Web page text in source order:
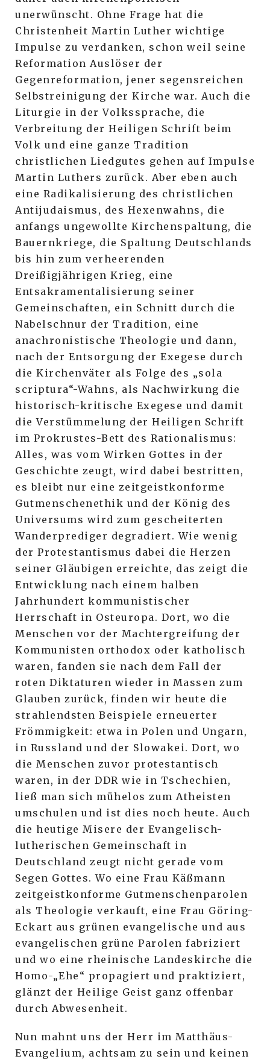
unerwünscht. Ohne Frage hat die
Christenheit Martin Luther wichtige
Impulse zu verdanken, schon weil seine
Reformation Auslöser der
Gegenreformation, jener segensreichen
Selbstreinigung der Kirche war. Auch die
Liturgie in der Volkssprache, die
Verbreitung der Heiligen Schrift beim
Volk und eine ganze Tradition
christlichen Liedgutes gehen auf Impulse
Martin Luthers zurück. Aber eben auch
eine Radikalisierung des christlichen
Antijudaismus, des Hexenwahns, die
anfangs ungewollte Kirchenspaltung, die
Bauernkriege, die Spaltung Deutschlands
bis hin zum verheerenden
Dreißigjährigen Krieg, eine
Entsakramentalisierung seiner
Gemeinschaften, ein Schnitt durch die
Nabelschnur der Tradition, eine
anachronistische Theologie und dann,
nach der Entsorgung der Exegese durch
die Kirchenväter als Folge des „sola
scriptura“-Wahns, als Nachwirkung die
historisch-kritische Exegese und damit
die Verstümmelung der Heiligen Schrift
im Prokrustes-Bett des Rationalismus:
Alles, was vom Wirken Gottes in der
Geschichte zeugt, wird dabei bestritten,
es bleibt nur eine zeitgeistkonforme
Gutmenschenethik und der König des
Universums wird zum gescheiterten
Wanderprediger degradiert. Wie wenig
der Protestantismus dabei die Herzen
seiner Gläubigen erreichte, das zeigt die
Entwicklung nach einem halben
Jahrhundert kommunistischer
Herrschaft in Osteuropa. Dort, wo die
Menschen vor der Machtergreifung der
Kommunisten orthodox oder katholisch
waren, fanden sie nach dem Fall der
roten Diktaturen wieder in Massen zum
Glauben zurück, finden wir heute die
strahlendsten Beispiele erneuerter
Frömmigkeit: etwa in Polen und Ungarn,
in Russland und der Slowakei. Dort, wo
die Menschen zuvor protestantisch
waren, in der DDR wie in Tschechien,
ließ man sich mühelos zum Atheisten
umschulen und ist dies noch heute. Auch
die heutige Misere der Evangelisch-
lutherischen Gemeinschaft in
Deutschland zeugt nicht gerade vom
Segen Gottes. Wo eine Frau Käßmann
zeitgeistkonforme Gutmenschenparolen
als Theologie verkauft, eine Frau Göring-
Eckart aus grünen evangelische und aus
evangelischen grüne Parolen fabriziert
und wo eine rheinische Landeskirche die
Homo-„Ehe“ propagiert und praktiziert,
glänzt der Heilige Geist ganz offenbar
durch Abwesenheit.
Nun mahnt uns der Herr im Matthäus-
Evangelium, achtsam zu sein und keinen